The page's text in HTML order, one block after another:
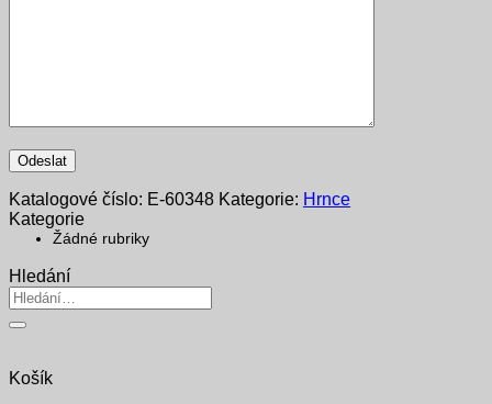
Katalogové číslo: E-60348 Kategorie: Hrnce
Kategorie
Žádné rubriky
Hledání
Hledat:
Košík